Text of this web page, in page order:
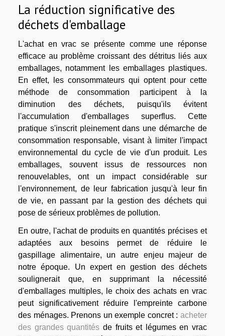
La réduction significative des
déchets d'emballage
L'achat en vrac se présente comme une réponse
efficace au problème croissant des détritus liés aux
emballages, notamment les emballages plastiques.
En effet, les consommateurs qui optent pour cette
méthode de consommation participent à la
diminution des déchets, puisqu'ils évitent
l'accumulation d'emballages superflus. Cette
pratique s'inscrit pleinement dans une démarche de
consommation responsable, visant à limiter l'impact
environnemental du cycle de vie d'un produit. Les
emballages, souvent issus de ressources non
renouvelables, ont un impact considérable sur
l'environnement, de leur fabrication jusqu'à leur fin
de vie, en passant par la gestion des déchets qui
pose de sérieux problèmes de pollution.
En outre, l'achat de produits en quantités précises et
adaptées aux besoins permet de réduire le
gaspillage alimentaire, un autre enjeu majeur de
notre époque. Un expert en gestion des déchets
soulignerait que, en supprimant la nécessité
d'emballages multiples, le choix des achats en vrac
peut significativement réduire l'empreinte carbone
des ménages. Prenons un exemple concret : acheter
des grandes quantités de fruits et légumes en vrac